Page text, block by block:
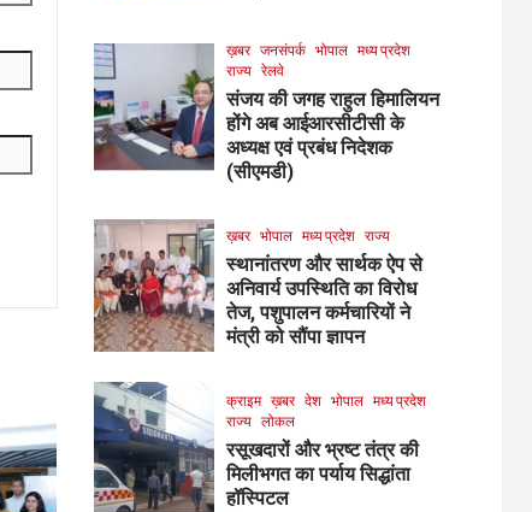
ख़बर जनसंपर्क भोपाल मध्य प्रदेश
राज्य रेलवे
संजय की जगह राहुल हिमालियन
होंगे अब आईआरसीटीसी के
अध्यक्ष एवं प्रबंध निदेशक
(सीएमडी)
ख़बर भोपाल मध्य प्रदेश राज्य
स्थानांतरण और सार्थक ऐप से
अनिवार्य उपस्थिति का विरोध
तेज, पशुपालन कर्मचारियों ने
मंत्री को सौंपा ज्ञापन
क्राइम ख़बर देश भोपाल मध्य प्रदेश
राज्य लोकल
रसूखदारों और भ्रष्ट तंत्र की
मिलीभगत का पर्याय सिद्धांता
हॉस्पिटल